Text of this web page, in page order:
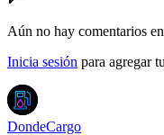
Aún no hay comentarios
Inicia sesión para agregar
DondeCargo